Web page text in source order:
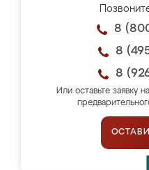
8
8
8
Или оставьте заявку